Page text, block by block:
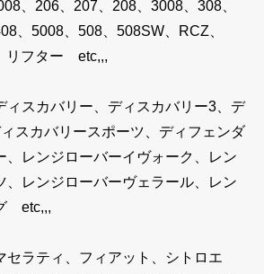
、206、207、208、3008、308、
、5008、508、508SW、RCZ、
リフター etc,,,
ィスカバリー、ディスカバリー3、デ
スカバリースポーツ、ディフェンダ
、レンジローバーイヴォーク、レン
、レンジローバーヴェラール、レン
etc,,,
セラティ、フィアット、シトロエ